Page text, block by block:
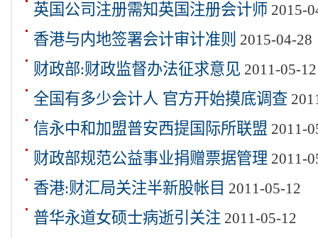
英国公司注册需知英国注册会计师 2015-
香港与内地签署会计审计准则 2015-04-28
财政部:财政监督办法征求意见 2011-05-12
全国有多少会计人 官方开始摸底调查
信永中和加盟普安西提国际所联盟 2011-
财政部规范公益事业捐赠票据管理 2011-
香港:财汇局关注半新股帐目 2011-05-12
普华永道女硕士病逝引关注 2011-05-12